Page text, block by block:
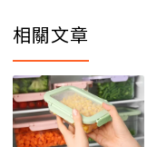
相關文章